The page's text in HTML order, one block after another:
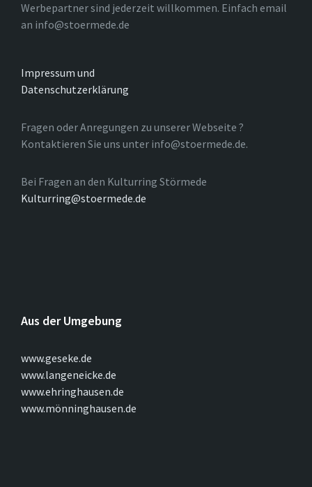
Werbepartner sind jederzeit willkommen. Einfach email
an info@stoermede.de
Impressum und
Datenschutzerklärung
Fragen oder Anregungen zu unserer Webseite ?
Kontaktieren Sie uns unter info@stoermede.de.
Bei Fragen an den Kulturring Störmede
Kulturring@stoermede.de
Aus der Umgebung
www.geseke.de
www.langeneicke.de
www.ehringhausen.de
www.mönninghausen.de